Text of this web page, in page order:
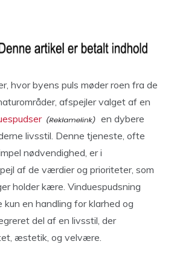
hvor byens puls møder roen fra de
afspejler valget af en
en dybere
livsstil. Denne tjeneste, ofte
nødvendighed, er i
af de værdier og prioriteter, som
holder kære. Vinduespudsning
kun en handling for klarhed og
del af en livsstil, der
æstetik, og velvære.